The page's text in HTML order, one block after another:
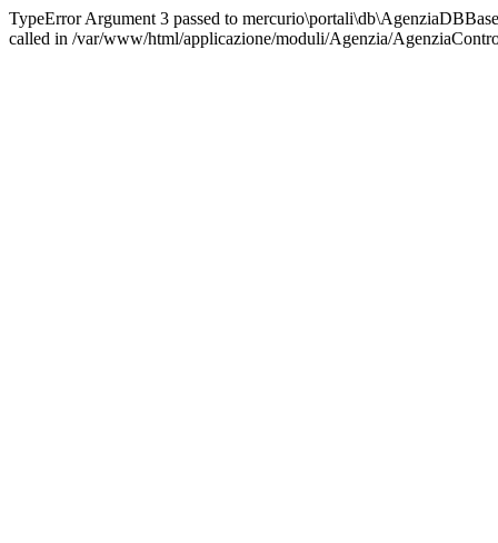
TypeError Argument 3 passed to
called in /var/www/html/applicazione/moduli/Agenzia/